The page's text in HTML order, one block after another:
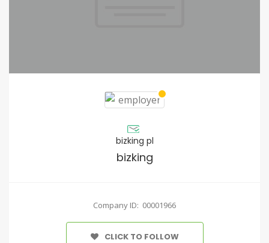
bizking pl
bizking
Company ID: 00001966
CLICK TO FOLLOW